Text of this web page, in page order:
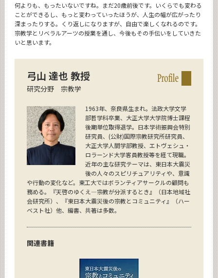
何よりも、もったいないですね。まだ20歳前後です。いくらでも変わる
ことができるし、もっと変わっていったほうが、人生の幅が広がったり
深まったりする。くり返しになりますが、自由で楽しくなれるのです。
宗教学とリベラルアーツの授業を通し、今後もその手伝いをしていきた
いと思います。
弓山 達也 教授
研究分野 宗教学
1963年、奈良県生まれ。法政大学文学
部哲学科卒業、大正大学大学院博士課程
後期単位取得退学。日本学術振興会特別
研究員、(公財)国際宗教研究所研究員、
大正大学人間学部教授、エトヴェシュ・
ロラーンド大学客員教授等を経て現職。
近年の主な研究テーマは、東日本大震災
後の人々のスピリチュアリティや、意識
や行動の変化など。東工大ではボランティアサークルの顧問も
務める。『天啓のゆくえ―宗教が分派するとき』（日本地域社
会研究所）、『東日本大震災後の宗教とコミュニティ』（ハー
ベスト社）他、編書、共著は多数。
関連書籍